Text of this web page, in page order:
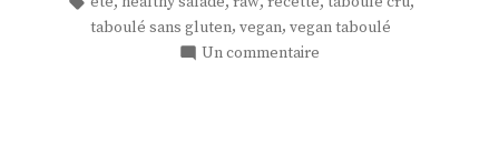
taboulé sans gluten, vegan, vegan taboulé
Un commentaire